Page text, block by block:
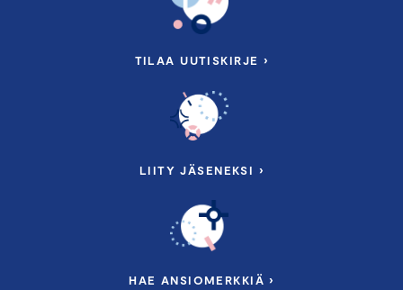
TILAA UUTISKIRJE ›
LIITY JÄSENEKSI ›
HAE ANSIOMERKKIÄ ›